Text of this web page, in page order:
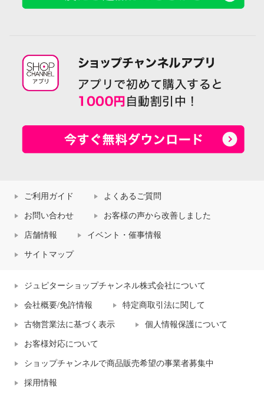
ご利用ガイド よくあるご質問
お問い合わせ お客様の声から改善しました
店舗情報 イベント・催事情報
サイトマップ
ジュピターショップチャンネル株式会社について
会社概要/免許情報 特定商取引法に関して
古物営業法に基づく表示 個人情報保護について
お客様対応について
ショップチャンネルで商品販売希望の事業者募集中
採用情報